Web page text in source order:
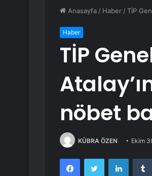
Anasayfa / Haber /TİP
Haber
TİP
nöbet
KÜBRA ÖZEN Ekim
FacebookTwitter